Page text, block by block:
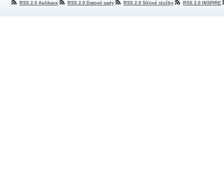
RSS 2.0 Aplikace
RSS 2.0 Datové sady RSS 2.0 Síťové služby RSS 2.0 INSPIRE